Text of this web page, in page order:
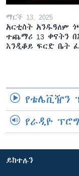
ማርች 13, 2025
አርቲስት አንዱዓለም
ተጨማሪ 13 ቀናትን
እንዲቆይ ፍርድ ቤት
የቴሌቪዥን
የራዲዮ
ይከተሉን